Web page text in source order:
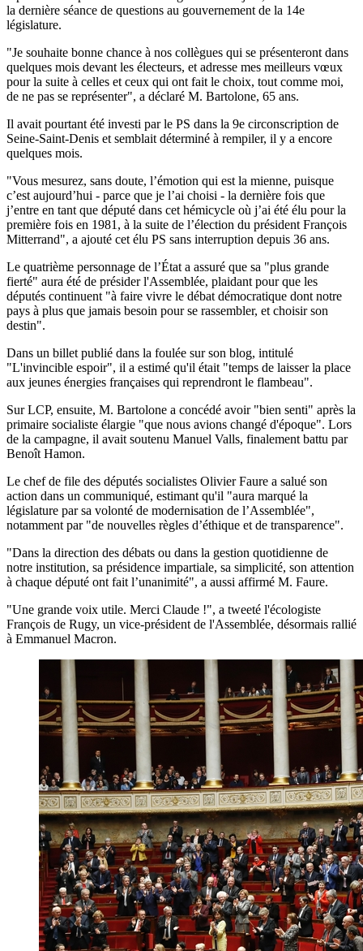
la dernière séance de questions au gouvernement de la 14e
législature.
"Je souhaite bonne chance à nos collègues qui se présenteront dans
quelques mois devant les électeurs, et adresse mes meilleurs vœux
pour la suite à celles et ceux qui ont fait le choix, tout comme moi,
de ne pas se représenter", a déclaré M. Bartolone, 65 ans.
Il avait pourtant été investi par le PS dans la 9e circonscription de
Seine-Saint-Denis et semblait déterminé à rempiler, il y a encore
quelques mois.
"Vous mesurez, sans doute, l’émotion qui est la mienne, puisque
c’est aujourd’hui - parce que je l’ai choisi - la dernière fois que
j’entre en tant que député dans cet hémicycle où j’ai été élu pour la
première fois en 1981, à la suite de l’élection du président François
Mitterrand", a ajouté cet élu PS sans interruption depuis 36 ans.
Le quatrième personnage de l’État a assuré que sa "plus grande
fierté" aura été de présider l'Assemblée, plaidant pour que les
députés continuent "à faire vivre le débat démocratique dont notre
pays à plus que jamais besoin pour se rassembler, et choisir son
destin".
Dans un billet publié dans la foulée sur son blog, intitulé
"L'invincible espoir", il a estimé qu'il était "temps de laisser la place
aux jeunes énergies françaises qui reprendront le flambeau".
Sur LCP, ensuite, M. Bartolone a concédé avoir "bien senti" après la
primaire socialiste élargie "que nous avions changé d'époque". Lors
de la campagne, il avait soutenu Manuel Valls, finalement battu par
Benoît Hamon.
Le chef de file des députés socialistes Olivier Faure a salué son
action dans un communiqué, estimant qu'il "aura marqué la
législature par sa volonté de modernisation de l’Assemblée",
notamment par "de nouvelles règles d’éthique et de transparence".
"Dans la direction des débats ou dans la gestion quotidienne de
notre institution, sa présidence impartiale, sa simplicité, son attention
à chaque député ont fait l’unanimité", a aussi affirmé M. Faure.
"Une grande voix utile. Merci Claude !", a tweeté l'écologiste
François de Rugy, un vice-président de l'Assemblée, désormais rallié
à Emmanuel Macron.